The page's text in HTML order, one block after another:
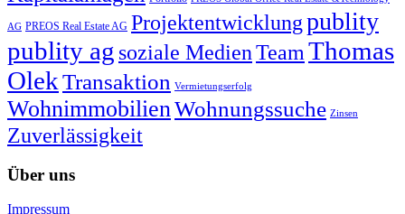
AG PREOS Real Estate AG Projektentwicklungpublity
publity ag soziale MedienTeam Thomas
OlekTransaktion Vermietungserfolg
WohnimmobilienWohnungssuche Zinsen
Zuverlässigkeit
Über uns
Impressum